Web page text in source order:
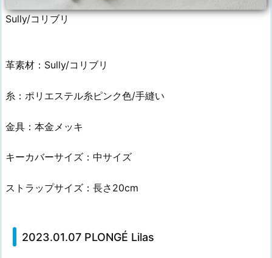
Sully/コリブリ
革素材：Sully/コリブリ
糸：ポリエステル糸ピンク色/手縫い
金具：本金メッキ
キーカバーサイズ：中サイズ
ストラップサイズ：長さ20cm
2023.01.07 PLONGÉ Lilas